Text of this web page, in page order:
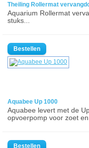
Theiling Rollermat
Aquarium Rollermat
stuks...
Aquabee Up 1000
Aquabee levert met de
opvoerpomp voor zoet en